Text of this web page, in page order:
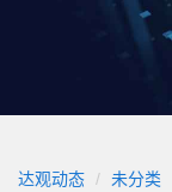
达观动态
未分类